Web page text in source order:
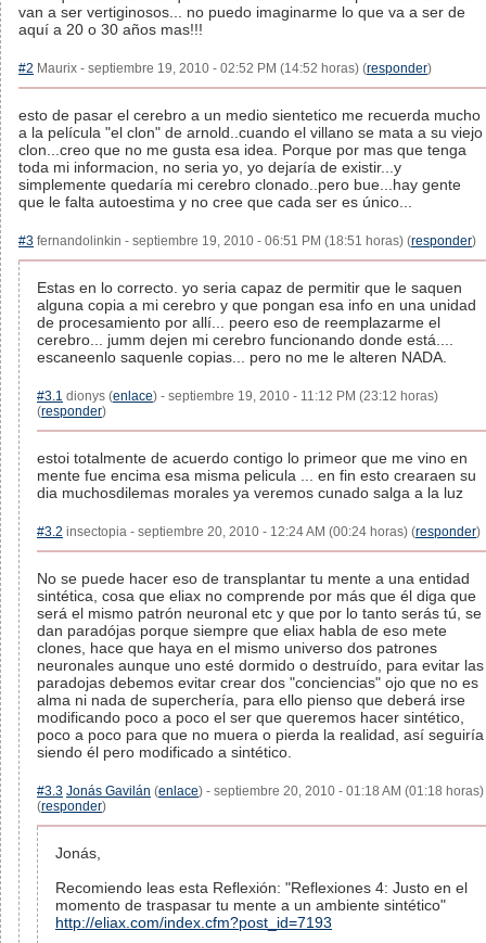
van a ser vertiginosos... no puedo imaginarme lo que va a ser de
aquí a 20 o 30 años mas!!!
#2 Maurix - septiembre 19, 2010 - 02:52 PM (14:52 horas) (responder)
esto de pasar el cerebro a un medio sientetico me recuerda mucho
a la película "el clon" de arnold..cuando el villano se mata a su viejo
clon...creo que no me gusta esa idea. Porque por mas que tenga
toda mi informacion, no seria yo, yo dejaría de existir...y
simplemente quedaría mi cerebro clonado..pero bue...hay gente
que le falta autoestima y no cree que cada ser es único...
#3 fernandolinkin - septiembre 19, 2010 - 06:51 PM (18:51 horas) (responder)
Estas en lo correcto. yo seria capaz de permitir que le saquen
alguna copia a mi cerebro y que pongan esa info en una unidad
de procesamiento por allí... peero eso de reemplazarme el
cerebro... jumm dejen mi cerebro funcionando donde está....
escaneenlo saquenle copias... pero no me le alteren NADA.
#3.1 dionys (enlace) - septiembre 19, 2010 - 11:12 PM (23:12 horas)
(responder)
estoi totalmente de acuerdo contigo lo primeor que me vino en
mente fue encima esa misma pelicula ... en fin esto crearaen su
dia muchosdilemas morales ya veremos cunado salga a la luz
#3.2 insectopia - septiembre 20, 2010 - 12:24 AM (00:24 horas) (responder)
No se puede hacer eso de transplantar tu mente a una entidad
sintética, cosa que eliax no comprende por más que él diga que
será el mismo patrón neuronal etc y que por lo tanto serás tú, se
dan paradójas porque siempre que eliax habla de eso mete
clones, hace que haya en el mismo universo dos patrones
neuronales aunque uno esté dormido o destruído, para evitar las
paradojas debemos evitar crear dos "conciencias" ojo que no es
alma ni nada de superchería, para ello pienso que deberá irse
modificando poco a poco el ser que queremos hacer sintético,
poco a poco para que no muera o pierda la realidad, así seguiría
siendo él pero modificado a sintético.
#3.3 Jonás Gavilán (enlace) - septiembre 20, 2010 - 01:18 AM (01:18 horas)
(responder)
Jonás,
Recomiendo leas esta Reflexión: "Reflexiones 4: Justo en el
momento de traspasar tu mente a un ambiente sintético"
http://eliax.com/index.cfm?post_id=7193